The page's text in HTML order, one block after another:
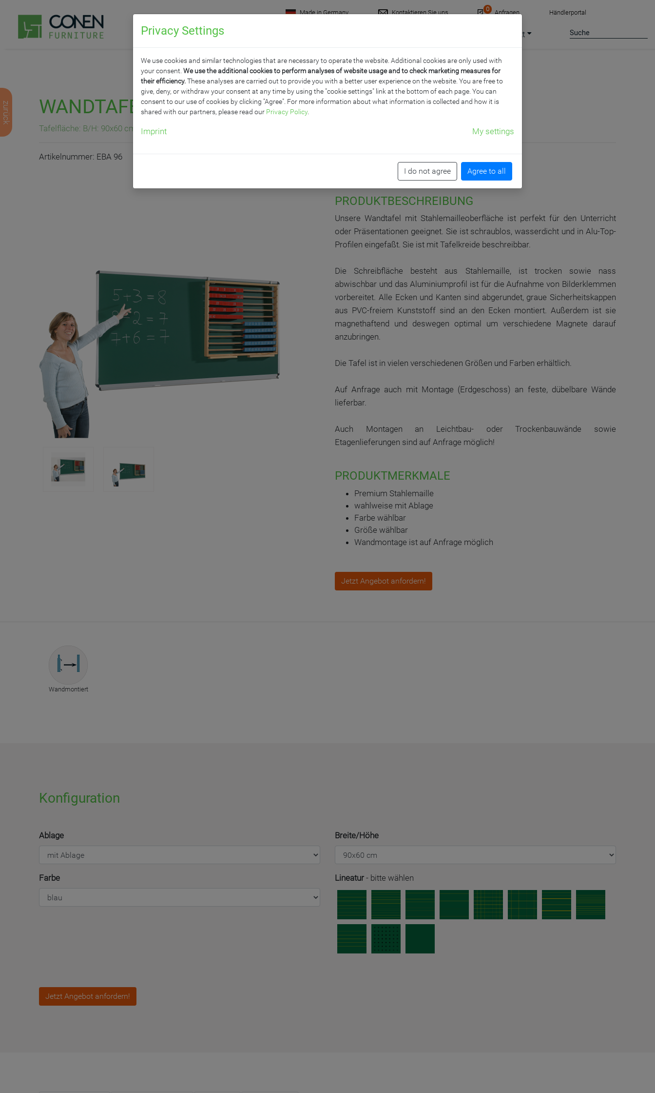
Made in Germany Kontaktieren Sie uns 0 Anfragen Händlerportal
Produkte Kontakt
zurück WANDTAFEL AUS STAHLEMAILLE, SERIE E
Tafelfläche: B/H: 90x60 cm, mit Ablage, blau
Artikelnummer: EBA 96
PRODUKTBESCHREIBUNG
Unsere Wandtafel mit Stahlemailleoberfläche ist perfekt für den Unterricht
oder Präsentationen geeignet. Sie ist schraublos, wasserdicht und in Alu-Top-
Profilen eingefaßt. Sie ist mit Tafelkreide beschreibbar.
Die Schreibfläche besteht aus Stahlemaille, ist trocken sowie nass
abwischbar und das Aluminiumprofil ist für die Aufnahme von Bilderklemmen
vorbereitet. Alle Ecken und Kanten sind abgerundet, graue Sicherheitskappen
aus PVC-freiem Kunststoff sind an den Ecken montiert. Außerdem ist sie
magnethaftend und deswegen optimal um verschiedene Magnete darauf
anzubringen.
Die Tafel ist in vielen verschiedenen Größen und Farben erhältlich.
Auf Anfrage auch mit Montage (Erdgeschoss) an feste, dübelbare Wände
lieferbar.
Auch Montagen an Leichtbau- oder Trockenbauwände sowie
Etagenlieferungen sind auf Anfrage möglich!
PRODUKTMERKMALE
Premium Stahlemaille
wahlweise mit Ablage
Farbe wählbar
Größe wählbar
Wandmontage ist auf Anfrage möglich
Jetzt Angebot anfordern!
Wandmontiert
Konfiguration
Ablage Breite/Höhe
Farbe Lineatur - bitte wählen
Jetzt Angebot anfordern!
Privacy Settings
We use cookies and similar technologies that are necessary to operate the website. Additional cookies are only used with
your consent. We use the additional cookies to perform analyses of website usage and to check marketing measures for
their efficiency.These analyses are carried out to provide you with a better user experience on the website. You are free to
give, deny, or withdraw your consent at any time by using the "cookie settings" link at the bottom of each page. You can
consent to our use of cookies by clicking "Agree". For more information about what information is collected and how it is
shared with our partners, please read our Privacy Policy.
Imprint My settings
I do not agree Agree to all